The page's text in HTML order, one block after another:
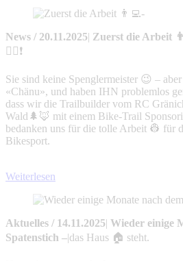
News / 20.11.2025| Zuerst die Arbeit
🚵‍♂️❗
Sie sind keine Spenglermeister 😉 –
«Chänu», und haben IHN problemlos
dass wir die Trailbuilder vom RC
Wald🌲🦊 mit einem Bike-Trail
bedanken uns für die tolle Arbeit 👷 für
Bikesport.
Weiterlesen
Aktuelles / 14.11.2025| Wieder einige
Spatenstich –|das Haus 🏠 steht.